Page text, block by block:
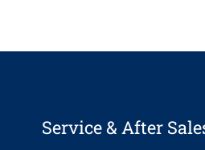
Service & After